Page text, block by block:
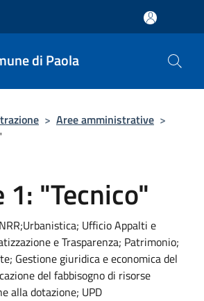
di Paola
> Aree amministrative >
"Tecnico"
Ufficio Appalti e
e Trasparenza; Patrimonio;
Gestione giuridica e economica del
del fabbisogno di risorse
alla dotazione; UPD